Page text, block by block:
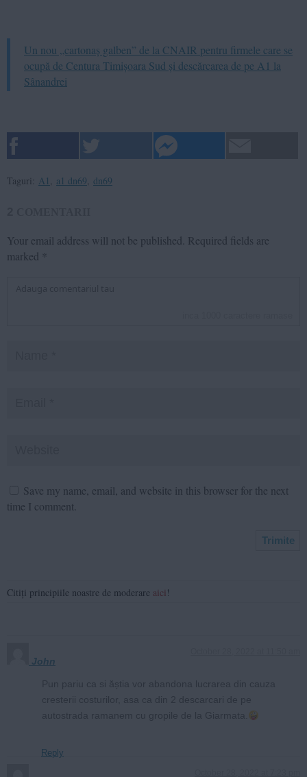
Un nou „cartonaș galben” de la CNAIR pentru firmele care se
ocupă de Centura Timișoara Sud și descărcarea de pe A1 la
Sânandrei
Taguri: A1 , a1 dn69, dn69
Your email address will not be published. Required fields are
marked *
Save my name, email, and website in this browser for the next
time I comment.
Citiți principiile noastre de moderare aici!
John
Reply